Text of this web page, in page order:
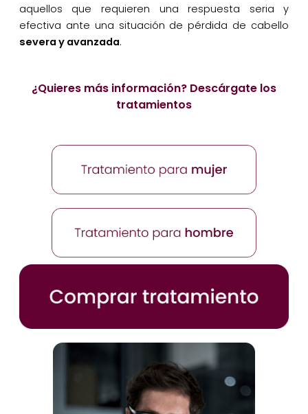
aquellos que requieren una respuesta seria y
efectiva ante una situación de pérdida de cabello
severa y avanzada.
¿Quieres más información? Descárgate los
tratamientos